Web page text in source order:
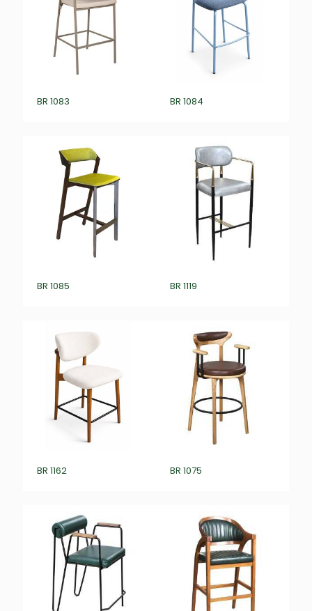
BR 1083 BR 1084
BR 1085 BR 1119
BR 1162 BR 1075